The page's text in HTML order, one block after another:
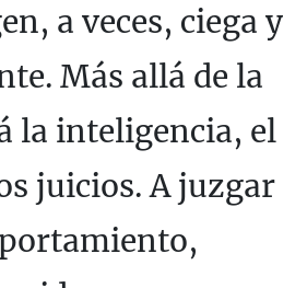
a veces, ciega y
Más allá de la
la inteligencia, el
juicios. A juzgar